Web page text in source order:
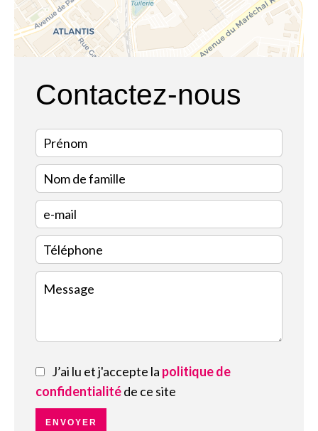
Contactez-nous
J’ai lu et j'accepte la politique de
confidentialitéde ce site
ENVOYER